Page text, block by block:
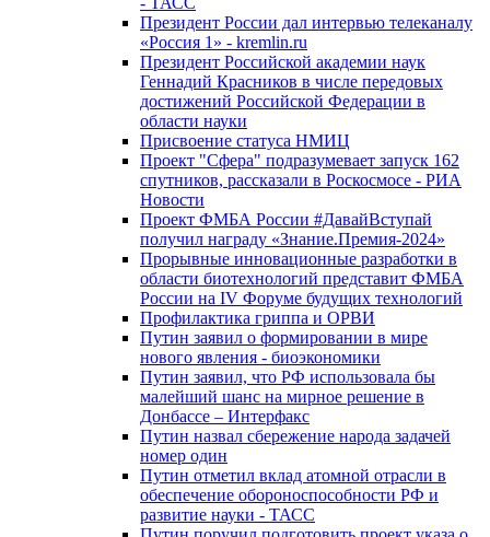
Президент России дал интервью телеканалу
«Россия 1» - kremlin.ru
Президент Российской академии наук
Геннадий Красников в числе передовых
достижений Российской Федерации в
области науки
Присвоение статуса НМИЦ
Проект "Сфера" подразумевает запуск 162
спутников, рассказали в Роскосмосе - РИА
Новости
Проект ФМБА России #ДавайВступай
получил награду «Знание.Премия-2024»
Прорывные инновационные разработки в
области биотехнологий представит ФМБА
России на IV Форуме будущих технологий
Профилактика гриппа и ОРВИ
Путин заявил о формировании в мире
нового явления - биоэкономики
Путин заявил, что РФ использовала бы
малейший шанс на мирное решение в
Донбассе – Интерфакс
Путин назвал сбережение народа задачей
номер один
Путин отметил вклад атомной отрасли в
обеспечение обороноспособности РФ и
развитие науки - ТАСС